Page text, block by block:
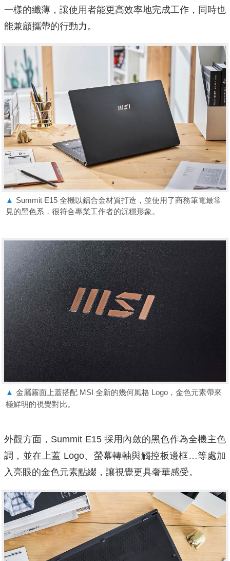
一樣的纖薄，讓使用者能更高效率地完成工作，同時也
能兼顧攜帶的行動力。
▲ Summit E15 全機以鋁合金材質打造，並使用了商務筆電最常
見的黑色系，很符合專業工作者的沉穩形象。
▲ 金屬霧面上蓋搭配 MSI 全新的幾何風格 Logo，金色元素帶來
極鮮明的視覺對比。
外觀方面，Summit E15 採用內斂的黑色作為全機主色
調，並在上蓋 Logo、螢幕轉軸與觸控板邊框…等處加
入亮眼的金色元素點綴，讓視覺更具奢華感受。